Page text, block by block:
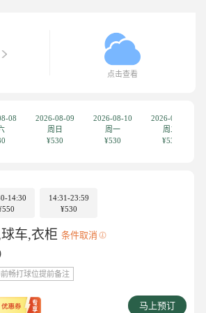
点击查看
08
2026-08-09
周日
¥530
2026-08-10
周一
¥530
2026-08-11
周二
¥530
14:30
14:31-23:59
¥530
车,衣柜 条件取消
畅打球位提前备注
马上预订